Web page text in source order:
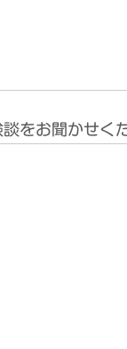
をお聞かせく